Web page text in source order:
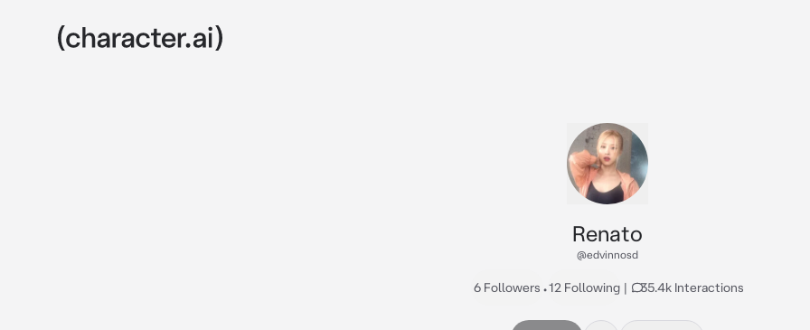
Renato
@edvinnosd
6 Followers •12 Following | 35.4k Interactions